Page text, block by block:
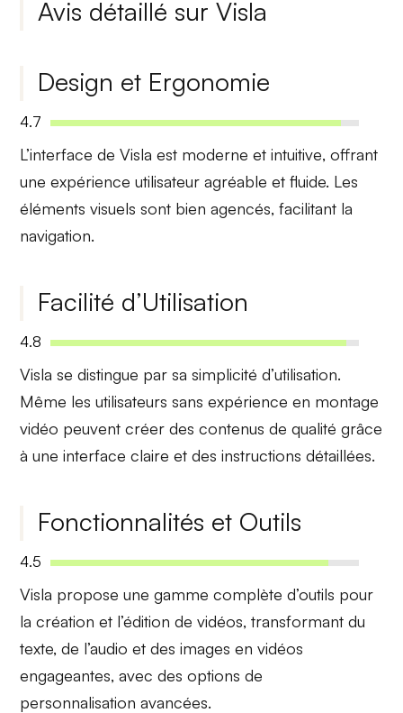
Avis détaillé sur Visla
Design et Ergonomie
4.7
L’interface de Visla est moderne et intuitive, offrant
une expérience utilisateur agréable et fluide. Les
éléments visuels sont bien agencés, facilitant la
navigation.
Facilité d’Utilisation
4.8
Visla se distingue par sasimplicité d’utilisation.
Même les utilisateurs sans expérience en montage
vidéo peuvent créer des contenus de qualité grâce
à une interface claire et des instructions détaillées.
Fonctionnalités et Outils
4.5
Visla propose unegamme complète d’outils pour
la création et l’édition de vidéos, transformant du
texte, de l’audio et des images en vidéos
engageantes, avec des options de
personnalisation avancées.